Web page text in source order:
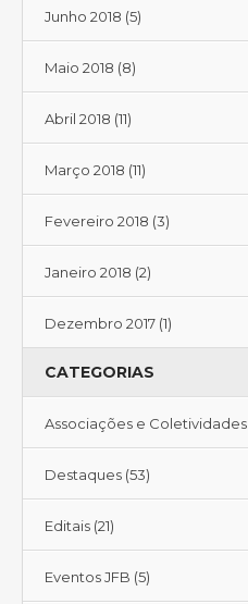
Junho 2018 (5)
Maio 2018 (8)
Abril 2018 (11)
Março 2018 (11)
Fevereiro 2018 (3)
Janeiro 2018 (2)
Dezembro 2017 (1)
CATEGORIAS
Associações e Coletividades
Destaques (53)
Editais (21)
Eventos JFB (5)